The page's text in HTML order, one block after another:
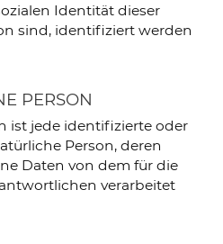
Identität dieser
sind, identifiziert werden
PERSON
ist jede identifizierte oder
Person, deren
Daten von dem für die
verarbeitet